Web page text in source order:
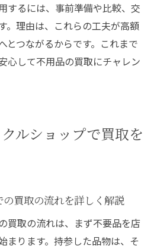
するには、事前準備や比較、交
。理由は、これらの工夫が高額
とつながるからです。これまで
心して不用品の買取にチャレン
ルショップで買取を
の買取の流れを詳しく解説
買取の流れは、まず不要品を店
まります。持参した品物は、そ